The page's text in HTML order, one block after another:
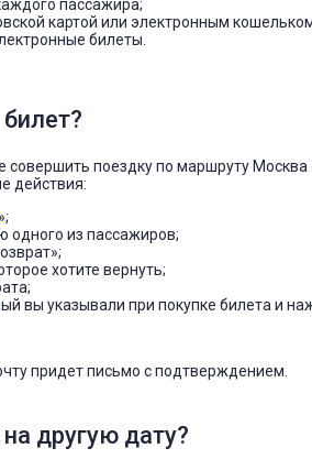
пассажира;
картой или электронным
билеты.
совершить поездку по маршруту
действия:
»;
одного из пассажиров;
хотите вернуть;
вы указывали при покупке билета и
придет письмо с подтверждением.
другую дату?